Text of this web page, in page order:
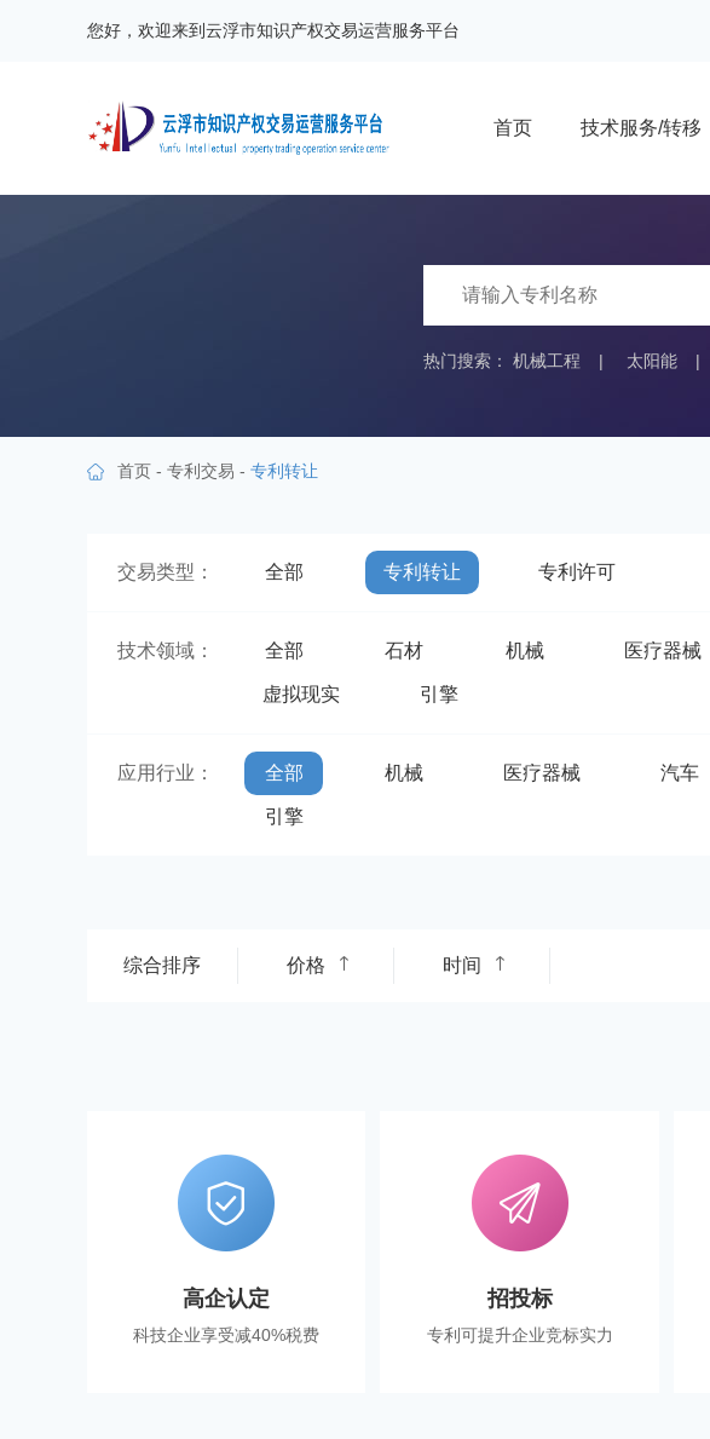
您好，欢迎来到云浮市知识产权交易运营服务平台
首页 技术服务/转移
热门搜索： 机械工程 | 太阳能 |
首页 - 专利交易 - 专利转让
交易类型： 全部 专利转让 专利许可
技术领域： 全部 石材 机械 医疗器械
虚拟现实 引擎
应用行业： 全部 机械 医疗器械 汽车
引擎
综合排序 价格 时间
高企认定
科技企业享受减40%税费
招投标
专利可提升企业竞标实力